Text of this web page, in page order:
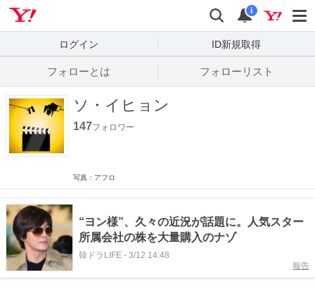
検索
通知
i
ログイン ID新規取得
フォローとは フォローリスト
ソ・イヒョン
147フォロワー
写真：アフロ
“ヨン様”、久々の近況が話題に。人気スター
所属会社の株を大量購入のナゾ
韓ドラLIFE - 3/12 14:48
報告